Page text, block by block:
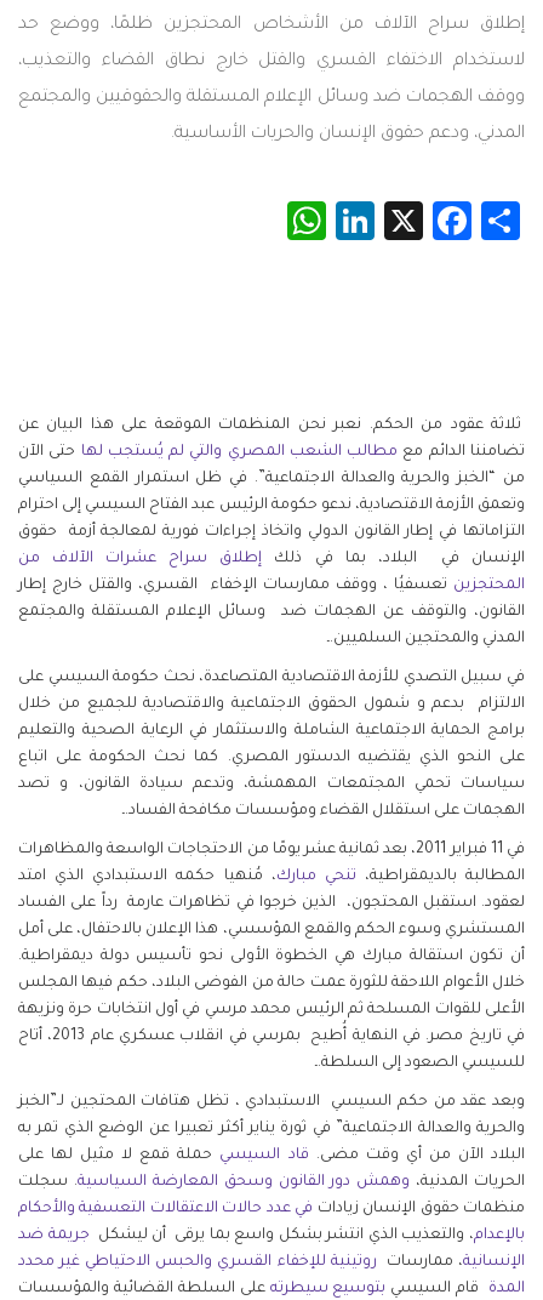
إطلاق سراح الآلاف من الأشخاص المحتجزين ظلمًا، ووضع حد
لاستخدام الاختفاء القسري والقتل خارج نطاق القضاء والتعذيب،
ووقف الهجمات ضد وسائل الإعلام المستقلة والحقوقيين والمجتمع
المدني، ودعم حقوق الإنسان والحريات الأساسية.
Share
Facebook
X
LinkedIn
ثلاثة عقود من الحكم. نعبر نحن المنظمات الموقعة على هذا البيان عن
تضامننا الدائم مع مطالب الشعب المصري والتي لم يُستجب لها حتى الآن
من “الخبز والحرية والعدالة الاجتماعية”. في ظل استمرار القمع السياسي
وتعمق الأزمة الاقتصادية، ندعو حكومة الرئيس عبد الفتاح السيسي إلى احترام
التزاماتها في إطار القانون الدولي واتخاذ إجراءات فورية لمعالجة أزمة حقوق
الإنسان في البلاد، بما في ذلك إطلاق سراح عشرات الآلاف من
المحتجزين تعسفيُا ، ووقف ممارسات الإخفاء القسري، والقتل خارج إطار
القانون، والتوقف عن الهجمات ضد وسائل الإعلام المستقلة والمجتمع
المدني والمحتجين السلميين.ـ
في سبيل التصدي للأزمة الاقتصادية المتصاعدة، نحث حكومة السيسي على
الالتزام بدعم و شمول الحقوق الاجتماعية والاقتصادية للجميع من خلال
برامج الحماية الاجتماعية الشاملة والاستثمار في الرعاية الصحية والتعليم
على النحو الذي يقتضيه الدستور المصري. كما نحث الحكومة على اتباع
سياسات تحمي المجتمعات المهمشة، وتدعم سيادة القانون، و تصد
الهجمات على استقلال القضاء ومؤسسات مكافحة الفساد.ـ
في 11 فبراير 2011، بعد ثمانية عشر يومًا من الاحتجاجات الواسعة والمظاهرات
المطالبة بالديمقراطية، تنحي مبارك، مُنهيا حكمه الاستبدادي الذي امتد
لعقود. استقبل المحتجون، الذين خرجوا في تظاهرات عارمة رداً على الفساد
المستشري وسوء الحكم والقمع المؤسسي، هذا الإعلان بالاحتفال، على أمل
أن تكون استقالة مبارك هي الخطوة الأولى نحو تأسيس دولة ديمقراطية.
خلال الأعوام اللاحقة للثورة عمت حالة من الفوضى البلاد، حكم فيها المجلس
الأعلى للقوات المسلحة ثم الرئيس محمد مرسي في أول انتخابات حرة ونزيهة
في تاريخ مصر. في النهاية أُطيح بمرسي في انقلاب عسكري عام 2013، أتاح
للسيسي الصعود إلى السلطة.ـ
وبعد عقد من حكم السيسي الاستبدادي ، تظل هتافات المحتجين لـ”الخبز
والحرية والعدالة الاجتماعية” في ثورة يناير أكثر تعبيرا عن الوضع الذي تمر به
البلاد الآن من أي وقت مضى. قاد السيسي حملة قمع لا مثيل لها على
الحريات المدنية، وهمش دور القانون وسحق المعارضة السياسية. سجلت
منظمات حقوق الإنسان زيادات في عدد حالات الاعتقالات التعسفية والأحكام
بالإعدام، والتعذيب الذي انتشر بشكل واسع بما يرقى أن ليشكل جريمة ضد
الإنسانية، ممارسات روتينية للإخفاء القسري والحبس الاحتياطي غير محدد
المدة قام السيسي بتوسيع سيطرته على السلطة القضائية والمؤسسات